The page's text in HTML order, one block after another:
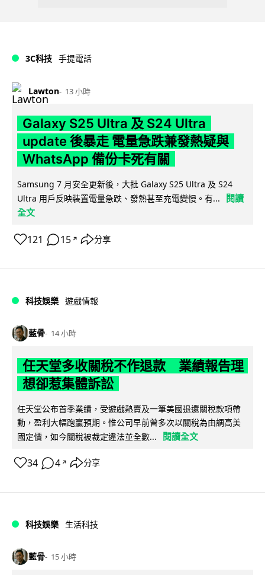
3C科技 手提電話
Lawton 13 小時
Galaxy S25 Ultra 及 S24 Ultra
update 後暴走 電量急跌兼發熱疑與
WhatsApp 備份卡死有關
Samsung 7 月安全更新後，大批 Galaxy S25 Ultra 及 S24
Ultra 用戶反映裝置電量急跌、發熱甚至充電變慢。有...
閱讀
全文
121 15 ↗ 分享
科技娛樂 遊戲情報
藍骨 14 小時
任天堂多收關稅不作退款 業績報告理
想卻惹集體訴訟
任天堂公布首季業績，受遊戲熱賣及一筆美國退還關稅款項帶
動，盈利大幅跑贏預期。惟公司早前曾多次以關稅為由調高美
國定價，如今關稅被裁定違法並全數...
閱讀全文
34 4 ↗ 分享
科技娛樂 生活科技
藍骨 15 小時